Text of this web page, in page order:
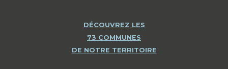
DÉCOUVREZ LES
73 COMMUNES
DE NOTRE TERRITOIRE